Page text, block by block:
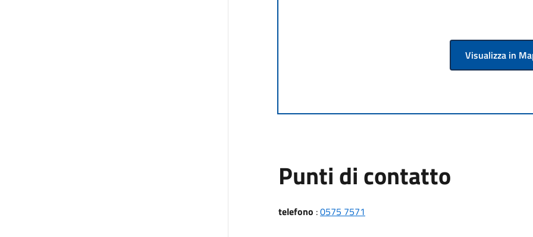
Visualizza in
Punti di contatto
telefono :0575 7571